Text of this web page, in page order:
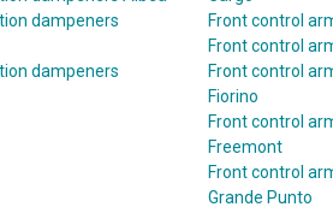
dampeners
dampeners
Front control
Front control
Front control
Fiorino
Front control
Freemont
Front control
Grande Punto